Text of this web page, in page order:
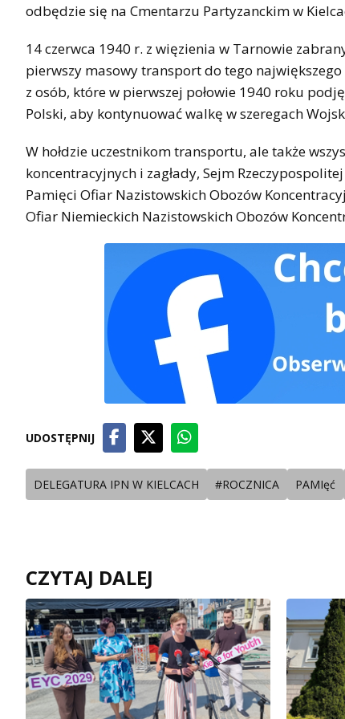
odbędzie się na Cmentarzu Partyzanckim w
14 czerwca 1940 r. z więzienia w Tarnowie
pierwszy masowy transport do tego
z osób, które w pierwszej połowie 1940 roku
Polski, aby kontynuować walkę w szeregach
W hołdzie uczestnikom transportu, ale także
koncentracyjnych i zagłady, Sejm
Pamięci Ofiar Nazistowskich Obozów
Ofiar Niemieckich Nazistowskich Obozów
UDOSTĘPNIJ
DELEGATURA IPN W KIELCACH #ROCZNICA PAMIęć
CZYTAJ DALEJ